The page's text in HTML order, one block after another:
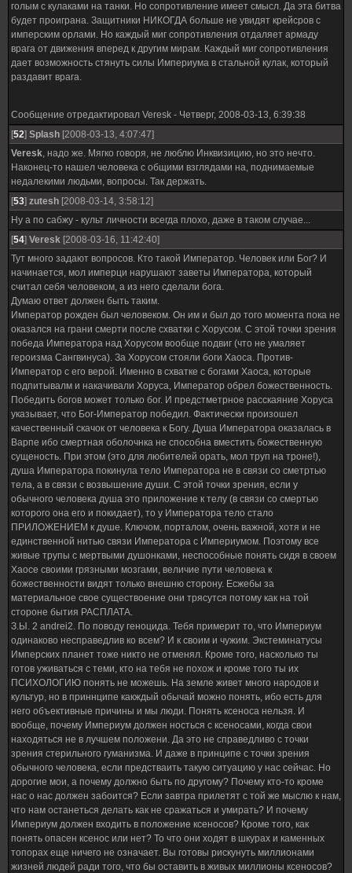
голым с кулаками на танки. Но сопротивление имеет смысл. Да эта битва
будет проиграна. Защитники НИКОГДА больше не увидят крейсров с
имперским орлами. Но каждый миг сопротивления отдаляет армаду
врага от движения вперед к другим мирам. Каждый миг сопротивления
дает возможность стянуть силы Империума в стальной кулак, который
раздавит врага.
Сообщение отредактировал Veresk - Четверг, 2008-03-13, 6:39:38
[52] Splash [2008-03-13, 4:07:47]
Veresk, надо же. Мягко говоря, не люблю Инквизицию, но это нечто.
Наконец-то нашел человека с общими взглядами на, поднимаемые
недалекими людьми, вопросы. Так держать.
[53] zutesh [2008-03-14, 3:58:12]
Ну а по сабжу - культ личности всегда плохо, даже в таком случае...
[54] Veresk [2008-03-16, 11:42:40]
Тут много задают вопросов. Кто такой Император. Человек или Бог? И
начинается, мол имперци нарушают заветы Императора, который
считал себя человеком, а из него сделали бога.
Думаю ответ должен быть таким.
Император рожден был человеком. Он им и был до того момента пока не
оказался на грани смерти после схватки с Хорусом. С этой точки зрения
победа Императора над Хорусом вообще подвиг (что не умаляет
героизма Сангвинуса). За Хорусом стояли боги Хаоса. Против-
Император с его верой. Именно в схватке с богами Хаоса, которые
подпитывалм и накачивали Хоруса, Император обрел божественность.
Победить богов может только бог. И предстметрное расскаяние Хоруса
указывает, что Бог-Император победил. Фактически произошел
качественный скачок от человека к Богу. Душа Императора оказалась в
Варпе ибо смертная оболочнка не способна вместить божественную
сущеность. При этом (это для любителей орать, мол труп на троне!),
душа Императора покинула тело Императора не в связи со сметртью
тела, а в связи с возвышение души. С этой точки зрения, если у
обычного человека душа это приложение к телу (в связи со смертью
которого она его и покидает), то у Императора тело стало
ПРИЛОЖЕНИЕМ к душе. Ключом, порталом, очень важной, хотя и не
единственной нитью связи Императора с Империумом. Поэтому все
живые трупы с мертвыми душонками, неспособные понять сидя в своем
Хаосе своими грязными мозгами, величие пути человека к
божественности видят только внешню сторону. Есжебы за
материальное свое существоение они трясутся потому как на той
стороне бытия РАСПЛАТА.
З.Ы. 2 andrei2. По поводу геноцида. Тебя примерит то, что Империум
одинаково несправедлив ко всем? И к своим и чужим. Экстеминатусы
Имперских планет тоже никто не отменял. Кроме того, насколько ты
готов уживаться с теми, кто на тебя не похож и кроме того ты их
ПСИХОЛОГИЮ понять не можешь. На земле живет много народов и
культур, но в приннципе какждый обычай можно понять, ибо есть для
него объективные причины и мы люди. Понять ксеноса нельзя. И
вообще, почему Империум должен носться с ксеносами, когда свои
находяться не в лучшем положени. Да это не справедливо с точки
зрения стерильного гуманизма. И даже в принципе с точки зрения
обычного человека, если предстваить такую ситуацию у нас сейчас. Но
дорогие мои, а почему должно быть по другому? Почему кто-то кроме
нас о нас должен забоится? Если завтра прилетят с той же мыслю к нам,
что нам останеться делать как не сражаться и умирать? И почему
Империум должен входить в положение ксеносов? Кроме того, как
понять опасен ксенос или нет? То что они ходят в шкурах и каменных
топорах еще ничего не означает. Вы готовы рискунуть миллионами
жизней людей ради того, что бы оставить в живых миллионы ксеносов?